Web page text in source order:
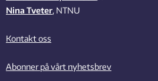
Nina Tveter, NTNU
Kontakt oss
Abonner på vårt nyhetsbrev